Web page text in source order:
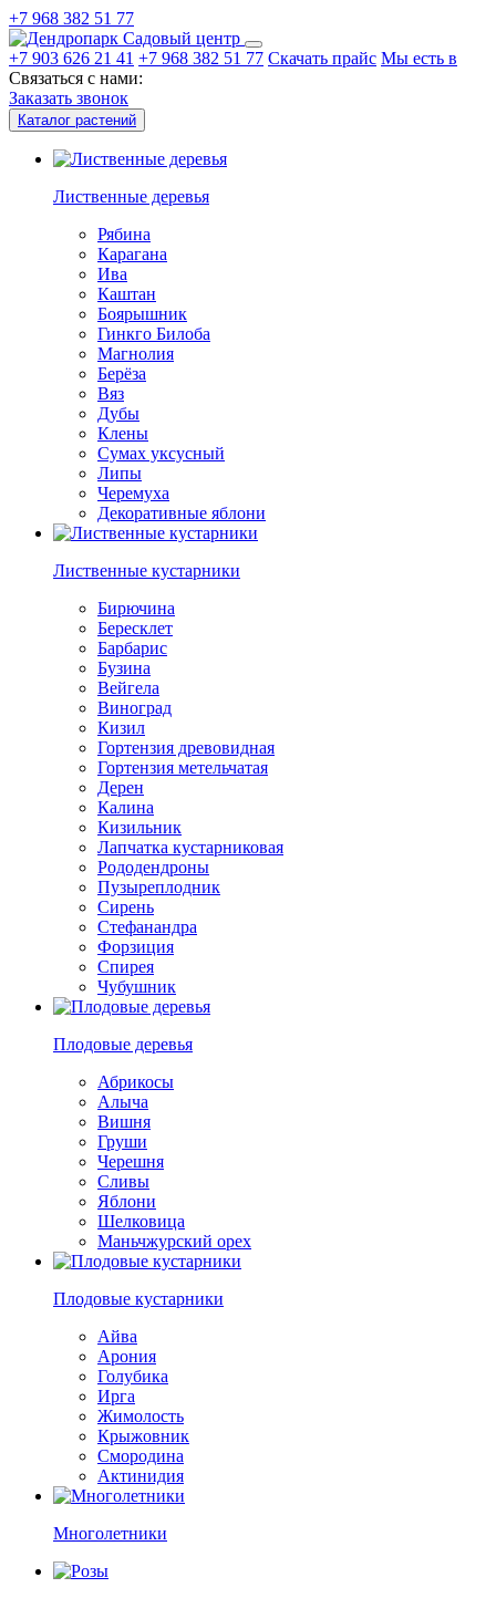
+7 968 382 51 77
Садовый центр
+7 903 626 21 41 +7 968 382 51 77 Скачать прайс Мы есть в
Связаться с нами:
Заказать звонок
Каталог растений
Лиственные деревья
Рябина
Карагана
Ива
Каштан
Боярышник
Гинкго Билоба
Магнолия
Берёза
Вяз
Дубы
Клены
Сумах уксусный
Липы
Черемуха
Декоративные яблони
Лиственные кустарники
Бирючина
Бересклет
Барбарис
Бузина
Вейгела
Виноград
Кизил
Гортензия древовидная
Гортензия метельчатая
Дерен
Калина
Кизильник
Лапчатка кустарниковая
Рододендроны
Пузыреплодник
Сирень
Стефанандра
Форзиция
Спирея
Чубушник
Плодовые деревья
Абрикосы
Алыча
Вишня
Груши
Черешня
Сливы
Яблони
Шелковица
Маньчжурский орех
Плодовые кустарники
Айва
Арония
Голубика
Ирга
Жимолость
Крыжовник
Смородина
Актинидия
Многолетники